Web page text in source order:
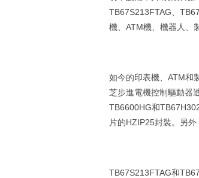
TB67S213FTAG、
機、ATM機、機器人、
如今的印表機、ATM和
芝步進電機控制驅動器
TB6600HG和
片的HZIP25封裝。另
TB67S213FTAG和